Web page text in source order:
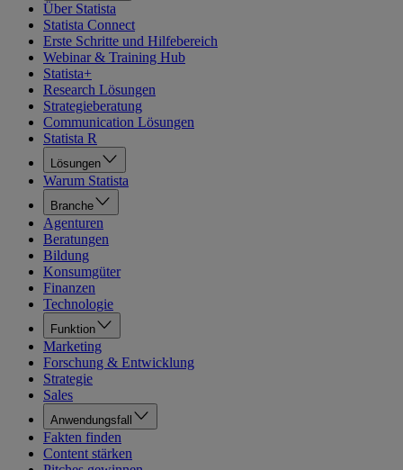
Über Statista
Statista Connect
Erste Schritte und Hilfebereich
Webinar & Training Hub
Statista+
Research Lösungen
Strategieberatung
Communication Lösungen
Statista R
Lösungen
Warum Statista
Branche
Agenturen
Beratungen
Bildung
Konsumgüter
Finanzen
Technologie
Funktion
Marketing
Forschung & Entwicklung
Strategie
Sales
Anwendungsfall
Fakten finden
Content stärken